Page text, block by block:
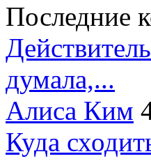
Последние
думала,...
Алиса Ким
Куда